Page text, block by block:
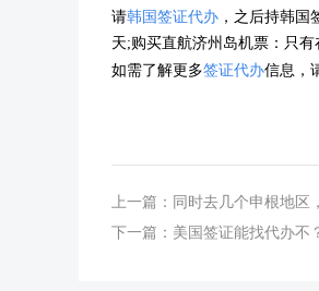
请韩国签证代办 ， 之后持韩国
天;购买直航济州岛机票：只
如需了解更多签证代办信息，
上一篇： 同时去几个申根地区
下一篇： 美国签证能找代办不